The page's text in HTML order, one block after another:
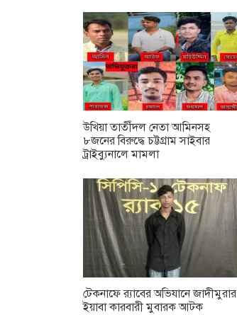
উখিয়া তাতীঁদল নেতা আমিনসহ
৮জনের বিরুদ্ধে চট্টগ্রাম সাইবার
ট্রাইব্যুনালে মামলা
টেকনাফে র‌্যাবের অভিযানে জাদীমুরার
ইয়াবা কারবারী মুবারক আটক